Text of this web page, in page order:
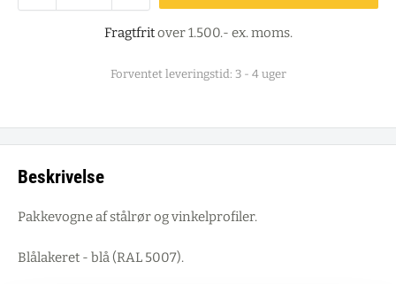
Fragtfritover 1.500.- ex. moms.
Forventet leveringstid: 3 - 4 uger
Beskrivelse
Pakkevogne af stålrør og vinkelprofiler.
Blålakeret - blå (RAL 5007).